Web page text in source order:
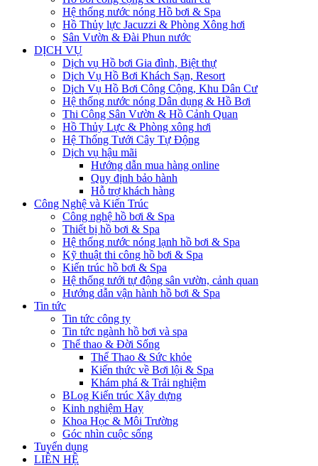
Hệ thống nước nóng Hồ bơi & Spa
Hồ Thủy lực Jacuzzi & Phòng Xông hơi
Sân Vườn & Đài Phun nước
DỊCH VỤ
Dịch vụ Hồ bơi Gia đình, Biệt thự
Dịch Vụ Hồ Bơi Khách Sạn, Resort
Dịch Vụ Hồ Bơi Công Cộng, Khu Dân Cư
Hệ thống nước nóng Dân dụng & Hồ Bơi
Thi Công Sân Vườn & Hồ Cảnh Quan
Hồ Thủy Lực & Phòng xông hơi
Hệ Thống Tưới Cây Tự Động
Dịch vụ hậu mãi
Hướng dẫn mua hàng online
Quy định bảo hành
Hỗ trợ khách hàng
Công Nghệ và Kiến Trúc
Công nghệ hồ bơi & Spa
Thiết bị hồ bơi & Spa
Hệ thống nước nóng lạnh hồ bơi & Spa
Kỹ thuật thi công hồ bơi & Spa
Kiến trúc hồ bơi & Spa
Hệ thống tưới tự động sân vườn, cảnh quan
Hướng dẫn vận hành hồ bơi & Spa
Tin tức
Tin tức công ty
Tin tức ngành hồ bơi và spa
Thể thao & Đời Sống
Thể Thao & Sức khỏe
Kiến thức về Bơi lội & Spa
Khám phá & Trải nghiệm
BLog Kiến trúc Xây dựng
Kinh nghiệm Hay
Khoa Học & Môi Trường
Góc nhìn cuộc sống
Tuyển dụng
LIÊN HỆ